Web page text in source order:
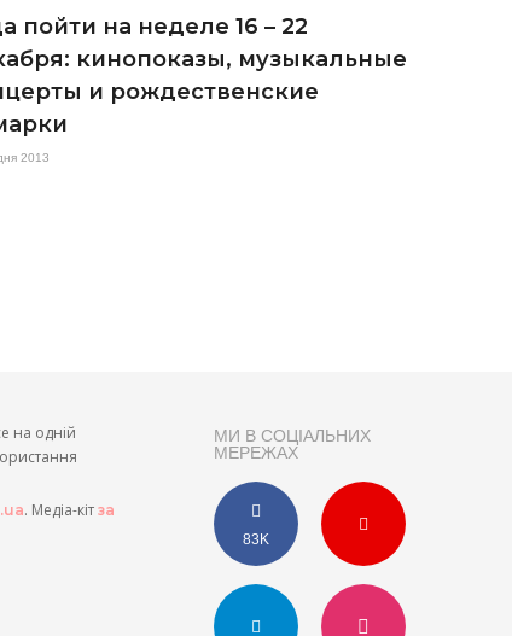
пойти на неделе 16 – 22
кинопоказы, музыкальные
и рождественские
2013
МИ В СОЦІАЛЬНИХ
МЕРЕЖАХ
83K
на одній
. Медіа-кіт за